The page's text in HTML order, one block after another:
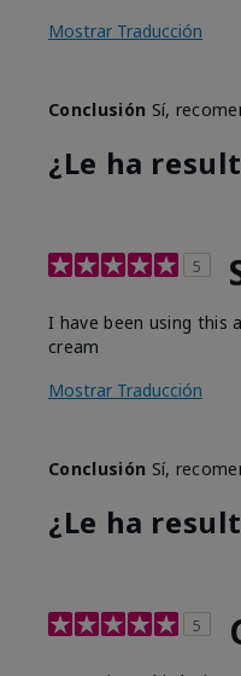
Mostrar Traducción
Conclusión Sí,
¿Le ha
5
I have been using this
cream
Mostrar Traducción
Conclusión Sí,
¿Le ha
5